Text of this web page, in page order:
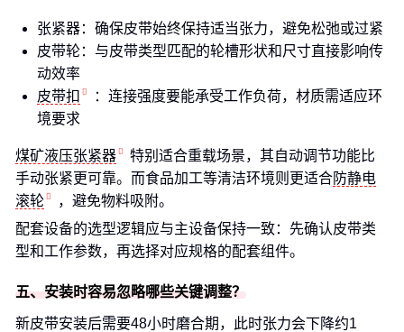
张紧器：确保皮带始终保持适当张力，避免松弛或过紧
皮带轮：与皮带类型匹配的轮槽形状和尺寸直接影响传
动效率
皮带扣
：连接强度要能承受工作负荷，材质需适应环
境要求
煤矿液压张紧器
特别适合重载场景，其自动调节功能比
手动张紧更可靠。而食品加工等清洁环境则更适合防静电
滚轮
，避免物料吸附。
配套设备的选型逻辑应与主设备保持一致：先确认皮带类
型和工作参数，再选择对应规格的配套组件。
五、安装时容易忽略哪些关键调整？
新皮带安装后需要48小时磨合期，此时张力会下降约1